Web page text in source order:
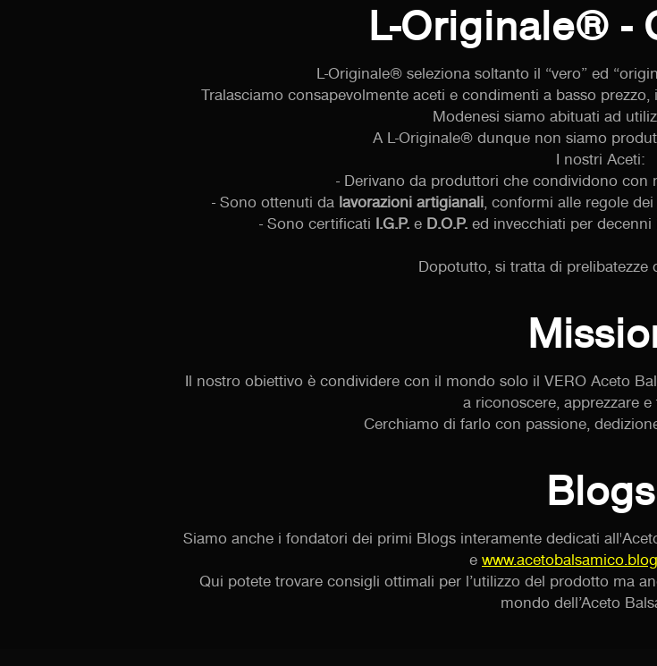
L-Originale® -
L-Originale® seleziona soltanto il “vero” ed
Tralasciamo consapevolmente aceti e condimenti a basso
Modenesi siamo abituati ad
A L-Originale® dunque non siamo
I nostri Aceti:
- Derivano da produttori che condividono con
- Sono ottenuti da lavorazioni artigianali, conformi alle regole dei
- Sono certificati I.G.P. e D.O.P. ed invecchiati per
Dopotutto, si tratta di prelibatezze
Il nostro obiettivo è condividere con il mondo solo il VERO Aceto
a riconoscere, apprezzare
Cerchiamo di farlo con passione,
Blogs
Siamo anche i fondatori dei primi Blogs interamente dedicati
e www.acetobalsamico.blog
Qui potete trovare consigli ottimali per l’utilizzo del prodotto ma
mondo dell’Aceto